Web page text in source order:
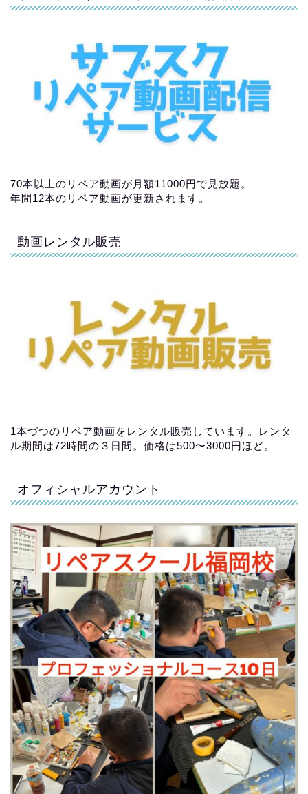
70本以上のリペア動画が月額11000円で見放題。
年間12本のリペア動画が更新されます。
動画レンタル販売
1本づつのリペア動画をレンタル販売しています。レンタ
ル期間は72時間の３日間。価格は500〜3000円ほど。
オフィシャルアカウント